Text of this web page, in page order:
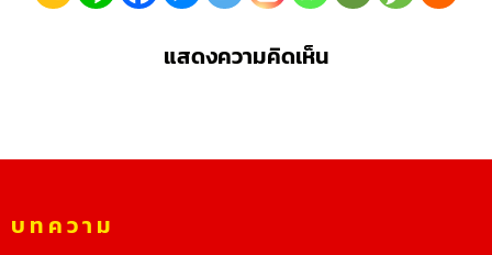
แสดงความคิดเห็น
บทความ